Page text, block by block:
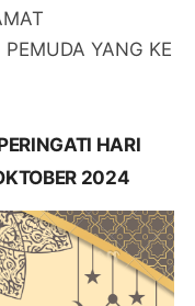
YANG KE
HARI
2024